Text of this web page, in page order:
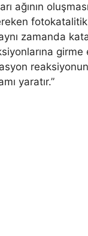
ağının
zamanda
girme
yaratır.”